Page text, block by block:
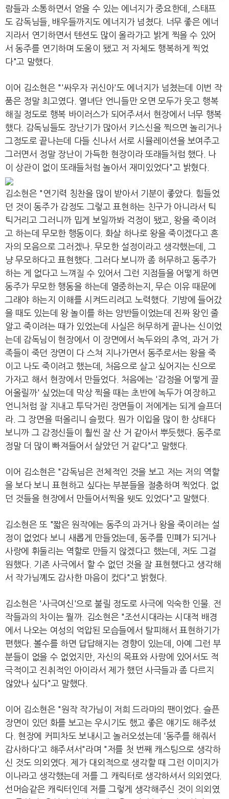
람들과 소통하면서 얻을 수 있는 에너지가 중요한데, 스태프
도 감독님들, 배우들까지도 에너지가 넘쳤다. 너무 좋은 에너
지라서 연기하면서 텐션도 많이 올라가고 밝게 찍을 수 있어
서 동주를 연기하며 도움이 됐고 저 자체도 행복하게 찍었
다"고 말했다.
이어 김소현은 "'싸우자 귀신아'도 에너지가 넘쳤는데 이번 작
품은 정말 최고였다. 열녀단 언니들만 오면 모두가 웃고 행복
해질 정도로 행복 바이러스가 되어주셔서 현장에서 너무 행복
했다. 감독님들도 장난기가 많아서 키스신을 찍으면 놀리거나
그정도로 끝나는데 다들 신나서 서로 시뮬레이션을 보여주고
그러면서 정말 장난이 가득한 현장이라 또래들처럼 했다. 나
이 상관이 없이 또래들처럼 놀아서 재미있었다"고 밝혔다.
김소현은 "연기력 칭찬을 많이 받아서 기분이 좋았다. 힘들었
던 것이 동주가 감정도 그렇고 표현하는 친구가 아니라서 틱
틱거리고 그러니까 밉게 보일까봐 걱정이 됐고, 왕을 죽이려
고 하는데 무모한 행동이다. 화살 하나로 왕을 죽이겠다고 혼
자의 모음으로 그러겠나. 무모한 설정이라고 생각했는데, 그
냥 무모하다고 표현했다. 그러다 보니까 좀 허무하고 동주가
하는 게 없다고 느껴질 수 있어서 그런 지점들을 어떻게 하면
동주가 무모한 행동을 하는데 열중하는지, 무슨 이유 때문에
그래야 하는지 이해를 시켜드리려고 노력했다. 기방에 들어갔
을 때도 있는데 왕 놀이를 하는 양반들이었는데 진짜 왕인 줄
알고 죽이려는 때가 있었는데 사실은 허무하게 끝나는 신이었
는데 감독님이 현장에서 이 장면에서 녹두와의 추억, 과거 가
족들이 죽던 장면이 다 스쳐 지나가면서 동주로서는 왕을 죽
이고 나도 죽이려고 했는데, 처음으로 살고 싶어지는 신으로
가자고 해서 현장에서 만들었다. 처음에는 '감정을 어떻게 끌
어올릴까' 싶었는데 막상 찍을 때는 초반에 녹두가 여장하고
언니처럼 잘 지내고 투닥거린 장면들이 저에게는 되게 슬프더
라. 그 장면을 떠올리니 슬펐다. 뭔가 이입을 많이 한 상태다
보니까 그 감정신들이 훨씬 잘 산 거 같아서 뿌듯했다. 동주로
정말 더 많이 빠져들어서 살았던 거 같다"고 말했다.
이어 김소현은 "감독님은 전체적인 것을 보고 저는 저의 역할
을 보다 보니 표현하고 싶다는 부분들을 절충하며 찍었다. 없
던 것들을 현장에서 만들어서찍을 웻도 있었다"고 말했다.
김소현은 또 "짧은 원작에는 동주의 과거나 왕을 죽이려는 설
정이 없었다 보니 새롭게 만들었는데, 동주를 민폐가 되거나
사랑에 휘둘리는 역할로 만들지 않겠다고 했는데, 저도 그걸
원했다. 기존 사극에서 할 수 없던 것을 잘 표현했다고 생각해
서 작가님꼐도 감사한 마음이 컸다"고 밝혔다.
김소현은 '사극여신'으로 불릴 정도로 사극에 익숙한 인물. 전
작들과의 차이는 뭘까. 김소현은 "조선시대라는 시대적 배경
에서 나오는 여성의 억압된 모습들에서 탈피해서 표현하기가
편했다. 볼수를 하면 답답해지는 경향이 있는데, 아예 그런 부
분들이 없을 수 없었지만, 자신의 목표와 사랑에 있어서도 적
극적이고 진취적인 아이라서 제가 했던 사극들과 좀 다르지
않았나 싶다"고 말했다.
이어 김소현은 "원작 작가님이 저희 드라마의 팬이었다. 슬픈
장면이 있던 화를 보고는 우시기도 했고 좋은 얘기도 해주셨
다. 현장에 커피차도 보내시고 놀러오셨는데 '동주를 해줘서
감사하다'고 해주셔서"라며 "저를 첫 번째 캐스팅으로 생각하
신 것도 의외였다. 제가 대외적으로 생각할 때 그런 이미지가
이나라고 생각했는데 저를 그 캐릭터로 생각하셔서 의외였다.
선머슴같은 캐릭터인데 저를 그렇게 생각해주신 것이 의외였